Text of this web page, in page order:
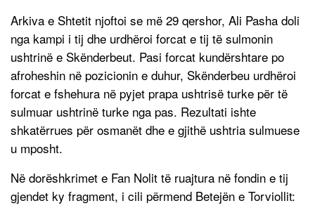
Arkiva e Shtetit njoftoi se më 29 qershor, Ali Pasha doli
nga kampi i tij dhe urdhëroi forcat e tij të sulmonin
ushtrinë e Skënderbeut. Pasi forcat kundërshtare po
afroheshin në pozicionin e duhur, Skënderbeu urdhëroi
forcat e fshehura në pyjet prapa ushtrisë turke për të
sulmuar ushtrinë turke nga pas. Rezultati ishte
shkatërrues për osmanët dhe e gjithë ushtria sulmuese
u mposht.
Në dorëshkrimet e Fan Nolit të ruajtura në fondin e tij
gjendet ky fragment, i cili përmend Betejën e Torviollit: